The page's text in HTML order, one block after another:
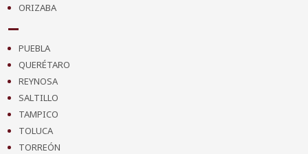
ORIZABA
PUEBLA
QUERÉTARO
REYNOSA
SALTILLO
TAMPICO
TOLUCA
TORREÓN